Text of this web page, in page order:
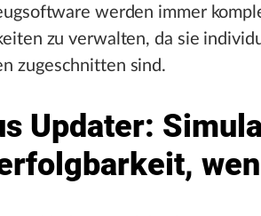
werden immer
zu verwalten, da sie
zugeschnitten sind.
Updater: